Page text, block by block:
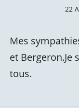
22
Mes
et Bergeron.Je
tous.